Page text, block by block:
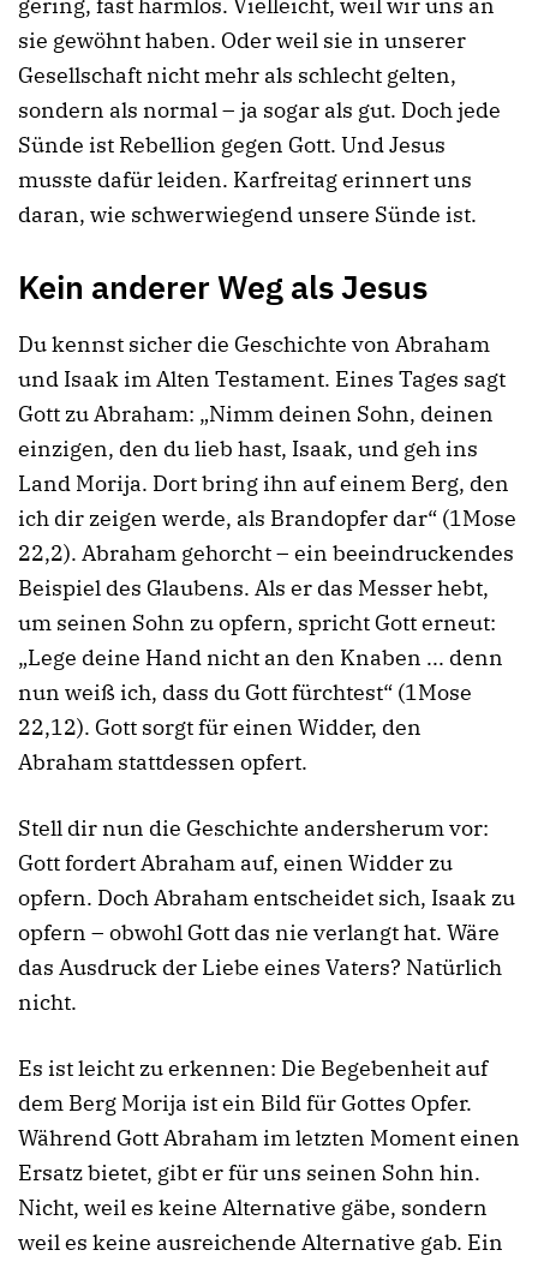
sie gewöhnt haben. Oder weil sie in unserer
Gesellschaft nicht mehr als schlecht gelten,
sondern als normal – ja sogar als gut. Doch jede
Sünde ist Rebellion gegen Gott. Und Jesus
musste dafür leiden. Karfreitag erinnert uns
daran, wie schwerwiegend unsere Sünde ist.
Kein anderer Weg als Jesus
Du kennst sicher die Geschichte von Abraham
und Isaak im Alten Testament. Eines Tages sagt
Gott zu Abraham: „Nimm deinen Sohn, deinen
einzigen, den du lieb hast, Isaak, und geh ins
Land Morija. Dort bring ihn auf einem Berg, den
ich dir zeigen werde, als Brandopfer dar“ (1Mose
22,2). Abraham gehorcht – ein beeindruckendes
Beispiel des Glaubens. Als er das Messer hebt,
um seinen Sohn zu opfern, spricht Gott erneut:
„Lege deine Hand nicht an den Knaben ... denn
nun weiß ich, dass du Gott fürchtest“ (1Mose
22,12). Gott sorgt für einen Widder, den
Abraham stattdessen opfert.
Stell dir nun die Geschichte andersherum vor:
Gott fordert Abraham auf, einen Widder zu
opfern. Doch Abraham entscheidet sich, Isaak zu
opfern – obwohl Gott das nie verlangt hat. Wäre
das Ausdruck der Liebe eines Vaters? Natürlich
nicht.
Es ist leicht zu erkennen: Die Begebenheit auf
dem Berg Morija ist ein Bild für Gottes Opfer.
Während Gott Abraham im letzten Moment einen
Ersatz bietet, gibt er für uns seinen Sohn hin.
Nicht, weil es keine Alternative gäbe, sondern
weil es keine ausreichende Alternative gab. Ein